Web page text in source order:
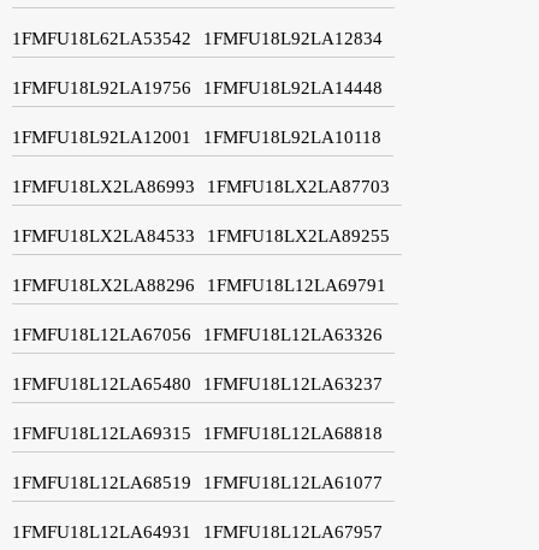
1FMFU18L62LA53542 1FMFU18L92LA12834
1FMFU18L92LA19756 1FMFU18L92LA14448
1FMFU18L92LA12001 1FMFU18L92LA10118
1FMFU18LX2LA86993 1FMFU18LX2LA87703
1FMFU18LX2LA84533 1FMFU18LX2LA89255
1FMFU18LX2LA88296 1FMFU18L12LA69791
1FMFU18L12LA67056 1FMFU18L12LA63326
1FMFU18L12LA65480 1FMFU18L12LA63237
1FMFU18L12LA69315 1FMFU18L12LA68818
1FMFU18L12LA68519 1FMFU18L12LA61077
1FMFU18L12LA64931 1FMFU18L12LA67957